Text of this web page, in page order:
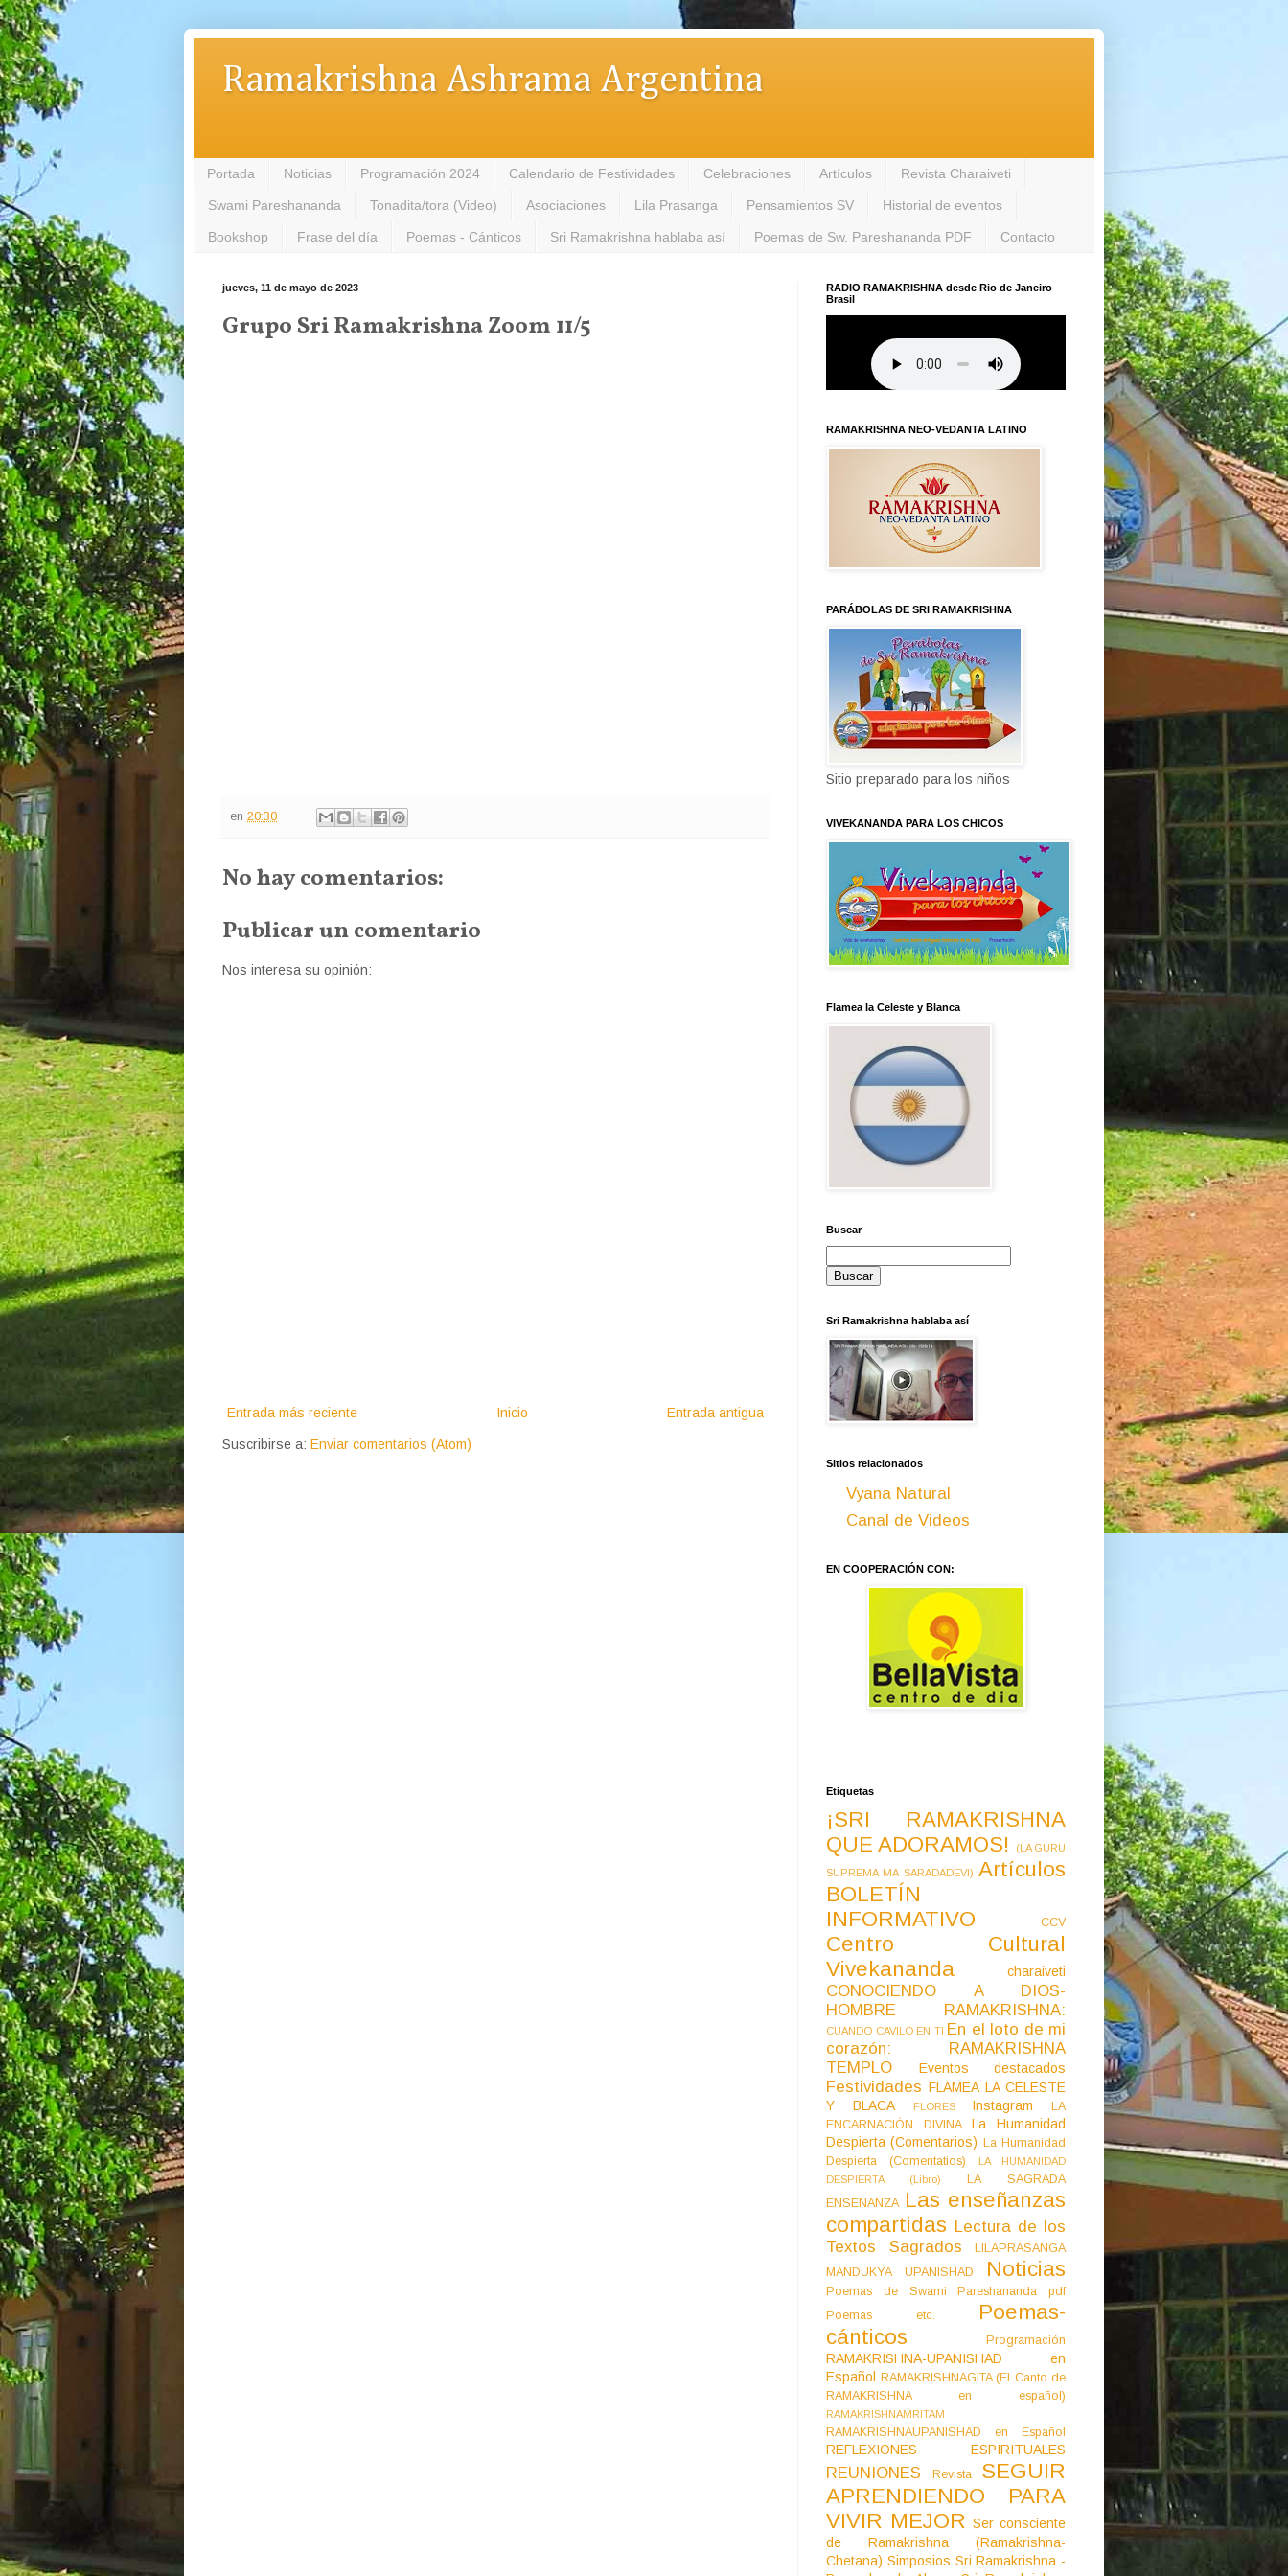
Ramakrishna Ashrama Argentina
Portada Noticias Programación 2024 Calendario de Festividades Celebraciones Artículos Revista Charaiveti
Swami Pareshananda Tonadita/tora (Video) Asociaciones Lila Prasanga Pensamientos SV Historial de eventos
Bookshop Frase del día Poemas - Cánticos Sri Ramakrishna hablaba así Poemas de Sw. Pareshananda PDF Contacto
jueves, 11 de mayo de 2023
Grupo Sri Ramakrishna Zoom 11/5
en 20:30
No hay comentarios:
Publicar un comentario
Nos interesa su opinión:
Entrada más reciente Entrada antigua
Inicio
Suscribirse a: Enviar comentarios (Atom)
RADIO RAMAKRISHNA desde Rio de Janeiro
Brasil
RAMAKRISHNA NEO-VEDANTA LATINO
PARÁBOLAS DE SRI RAMAKRISHNA
Sitio preparado para los niños
VIVEKANANDA PARA LOS CHICOS
Flamea la Celeste y Blanca
Buscar
Sri Ramakrishna hablaba así
Sitios relacionados
Vyana Natural
Canal de Videos
EN COOPERACIÓN CON:
Etiquetas
¡SRI RAMAKRISHNA
QUE ADORAMOS!
(LA GURU
SUPREMA MA SARADADEVI) Artículos
BOLETÍN
INFORMATIVO
CCV
Centro Cultural
Vivekananda
charaiveti
CONOCIENDO A DIOS-
HOMBRE RAMAKRISHNA:
CUANDO CAVILO EN TI En el loto de mi
corazón: RAMAKRISHNA
TEMPLO
Eventos destacados
Festividades FLAMEA LA CELESTE
Y BLACA
FLORES Instagram
LA
ENCARNACIÓN DIVINA
La Humanidad
Despierta (Comentarios)
La Humanidad
Despierta (Comentatios)
LA HUMANIDAD
DESPIERTA (Libro)
LA SAGRADA
ENSEÑANZA Las enseñanzas
compartidas Lectura de los
Textos Sagrados
LILAPRASANGA
MANDUKYA UPANISHAD
Noticias
Poemas de Swami Pareshananda pdf
Poemas etc.
Poemas-
cánticos
Programación
RAMAKRISHNA-UPANISHAD en
Español
RAMAKRISHNAGITA (El Canto de
RAMAKRISHNA en español)
RAMAKRISHNAMRITAM
RAMAKRISHNAUPANISHAD en Español
REFLEXIONES ESPIRITUALES
REUNIONES Revista
SEGUIR
APRENDIENDO PARA
VIVIR MEJOR Ser consciente
de Ramakrishna (Ramakrishna-
Chetana) Simposios Sri Ramakrishna -